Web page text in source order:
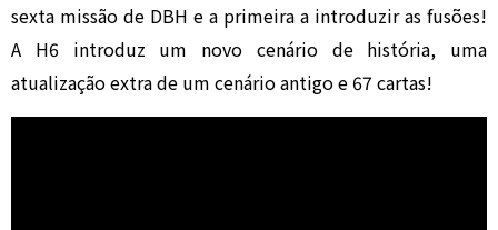
sexta missão de DBH e a primeira a introduzir as fusões!
A H6 introduz um novo cenário de história, uma
atualização extra de um cenário antigo e 67 cartas!